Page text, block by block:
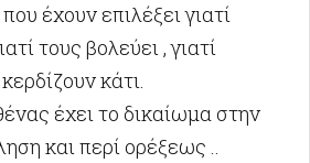
έχουν επιλέξει γιατί
τους βολεύει , γιατί
κάτι.
έχει το δικαίωμα στην
και περί ορέξεως ..